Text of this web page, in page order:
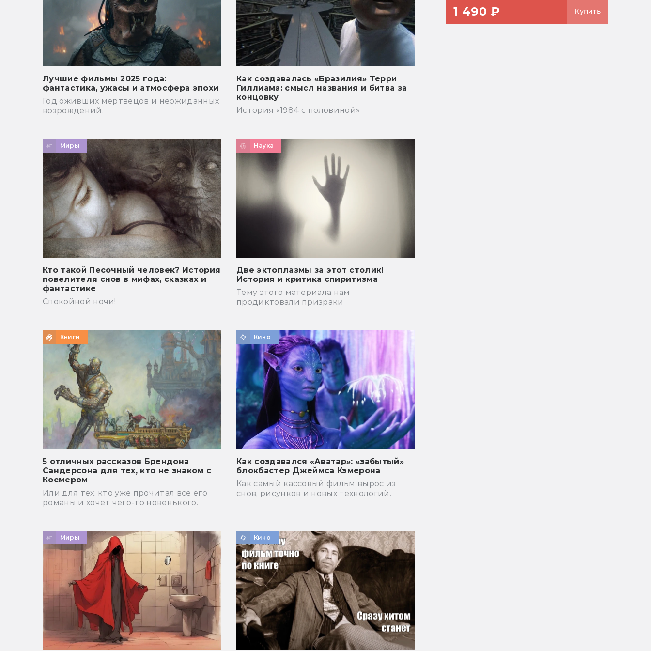
Лучшие фильмы 2025 года:
фантастика, ужасы и атмосфера эпохи
Год оживших мертвецов и неожиданных
возрождений.
Как создавалась «Бразилия» Терри
Гиллиама: смысл названия и битва за
концовку
История «1984 с половиной»
Миры
Кто такой Песочный человек? История
повелителя снов в мифах, сказках и
фантастике
Спокойной ночи!
Наука
Две эктоплазмы за этот столик!
История и критика спиритизма
Тему этого материала нам
продиктовали призраки
Книги
5 отличных рассказов Брендона
Сандерсона для тех, кто не знаком с
Космером
Или для тех, кто уже прочитал все его
романы и хочет чего-то новенького.
Кино
Как создавался «Аватар»: «забытый»
блокбастер Джеймса Кэмерона
Как самый кассовый фильм вырос из
снов, рисунков и новых технологий.
Миры Кино
1 490 ₽ Купить